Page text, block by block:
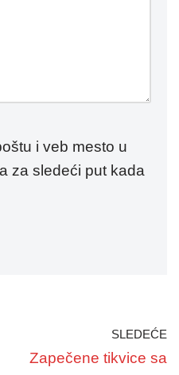
i veb mesto u
za sledeći put kada
SLEDEĆE
Zapečene tikvice sa